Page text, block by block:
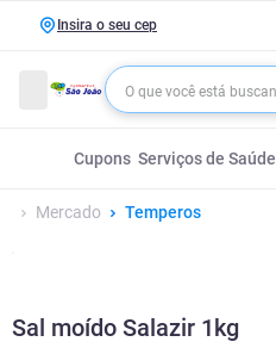
Insira o seu cep
Cupons Serviços de Saúde
Mercado Temperos
Sal moído Salazir 1kg